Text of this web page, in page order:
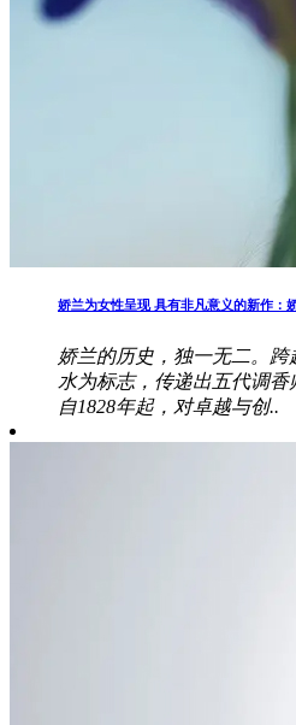
娇兰为女性呈现 具有非凡意义的新作：
娇兰的历史，独一无二。
水为标志，传递出五代调香
自1828年起，对卓越与创..